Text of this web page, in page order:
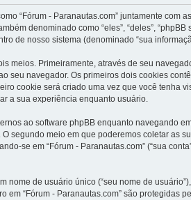
“Fórum - Paranautas.com” juntamente com
denominado como “eles”, “deles”,
de nosso sistema (denominado “sua
meios. Primeiramente, através de seu
seu navegador. Os primeiros dois cookies
cookie será criado uma vez que você tenha
a sua experiência enquanto usuário.
ao software phpBB enquanto navegando
segundo meio em que poderemos coletar as
se em “Fórum - Paranautas.com” (“sua
nome de usuário único (“seu nome de
em “Fórum - Paranautas.com” são